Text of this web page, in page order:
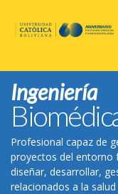
U.C.B.
Discursos Rector
Grado
Post Grado
Ingeniería
Profesional capaz de
proyectos del entorno
diseñar, desarrollar,
relacionados a la